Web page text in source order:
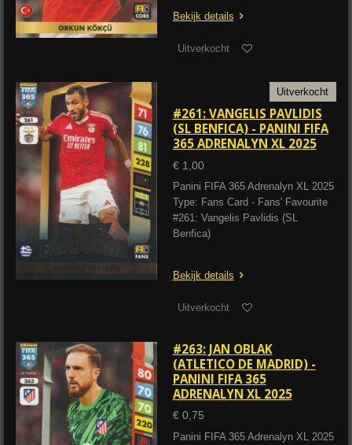
Bekijk details
Uitverkocht
Uitverkocht
#261: VANGELIS PAVLIDIS
(SL BENFICA) - PANINI FIFA
365 ADRENALYN XL 2025
€ 1,00
Panini FIFA 365 Adrenalyn XL 2025
Type: Fans Card - Fans' Favourite
#261: Vangelis Pavlidis (SL
Benfica)
Bekijk details
Uitverkocht
#263: JAN OBLAK
(ATLETICO DE MADRID) -
PANINI FIFA 365
ADRENALYN XL 2025
€ 0,75
Panini FIFA 365 Adrenalyn XL 2025